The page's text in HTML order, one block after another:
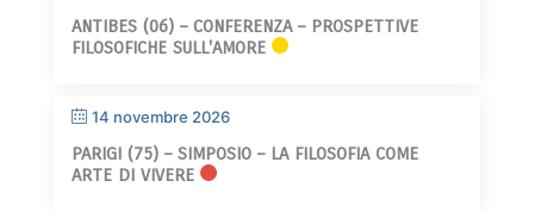
ANTIBES (06) – CONFERENZA – PROSPETTIVE
FILOSOFICHE SULL'AMORE
14 novembre 2026
PARIGI (75) – SIMPOSIO – LA FILOSOFIA COME
ARTE DI VIVERE